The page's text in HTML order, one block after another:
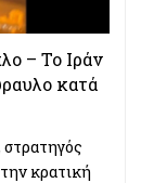
– Το Ιράν
κατά
κρατική